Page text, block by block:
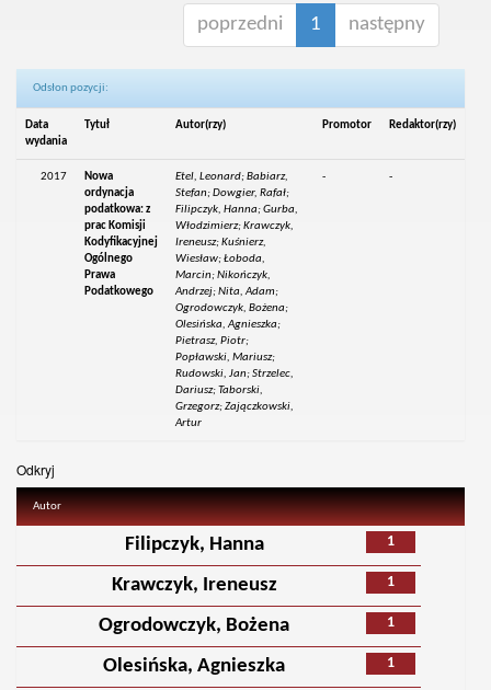
poprzedni 1 następny
Odsłon pozycji:
Data
wydania
Tytuł Autor(rzy) Promotor Redaktor(rzy)
2017
Nowa
ordynacja
podatkowa: z
prac Komisji
Kodyfikacyjnej
Ogólnego
Prawa
Podatkowego
Etel, Leonard; Babiarz,
Stefan; Dowgier, Rafał;
Filipczyk, Hanna; Gurba,
Włodzimierz; Krawczyk,
Ireneusz; Kuśnierz,
Wiesław; Łoboda,
Marcin; Nikończyk,
Andrzej; Nita, Adam;
Ogrodowczyk, Bożena;
Olesińska, Agnieszka;
Pietrasz, Piotr;
Popławski, Mariusz;
Rudowski, Jan; Strzelec,
Dariusz; Taborski,
Grzegorz; Zajączkowski,
Artur
- -
Odkryj
Autor
1
Filipczyk, Hanna
1
Krawczyk, Ireneusz
1
Ogrodowczyk, Bożena
1
Olesińska, Agnieszka